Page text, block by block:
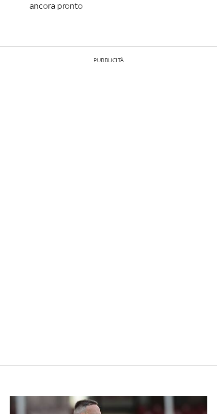
ancora pronto
PUBBLICITÀ